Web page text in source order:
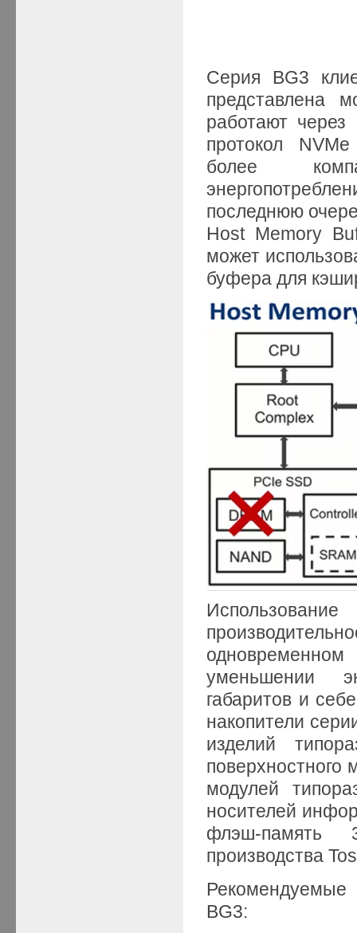
Серия BG3
представлена
работают
протокол
более
последнюю
Host Memory
может
буфера для
уменьшении
габаритов и
накопители
изделий
модулей
носителей
флэш-память
производства
BG3: